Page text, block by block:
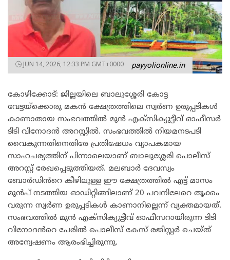
JUN 14, 2026, 12:33 PM GMT+0000 payyolionline.in
കോഴിക്കോട്: ജില്ലയിലെ ബാലുശ്ശേരി കോട്ട
വേട്ടയ്‌ക്കൊരു മകൻ ക്ഷേത്രത്തിലെ സ്വർണ ഉരുപ്പടികൾ
കാണാതായ സംഭവത്തിൽ മുൻ എക്‌സിക്യുട്ടീവ് ഓഫീസർ
ടിടി വിനോദൻ അറസ്റ്റിൽ. സംഭവത്തിൽ നിയമനടപടി
വൈകുന്നതിനെതിരേ പ്രതിഷേധം വ്യാപകമായ
സാഹചര്യത്തിന് പിന്നാലെയാണ് ബാലുശ്ശേരി പൊലീസ്
അറസ്റ്റ് രേഖപ്പെടുത്തിയത്. മലബാർ ദേവസ്വം
ബോർഡിൻറെ കീഴിലുള്ള ഈ ക്ഷേത്രത്തിൽ എട്ട് മാസം
മുൻപ് നടത്തിയ ഓഡിറ്റിങ്ങിലാണ് 20 പവനിലേറെ തൂക്കം
വരുന്ന സ്വർണ ഉരുപ്പടികൾ കാണാനില്ലെന്ന് വ്യക്തമായത്.
സംഭവത്തിൽ മുൻ എക്‌സിക്യുട്ടീവ് ഓഫീസറായിരുന്ന ടിടി
വിനോദൻറെ പേരിൽ പൊലീസ് കേസ് രജിസ്റ്റർ ചെയ്ത്
അന്വേഷണം ആരംഭിച്ചിരുന്നു.